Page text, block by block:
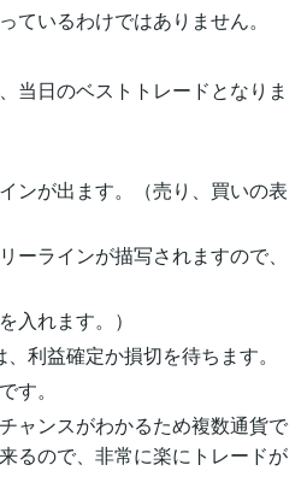
ているわけではありません。
当日のベストトレードとなりま
ンが出ます。（売り、買いの表
ーラインが描写されますので、
入れます。）
利益確定か損切を待ちます。
す。
ャンスがわかるため複数通貨で
るので、非常に楽にトレードが